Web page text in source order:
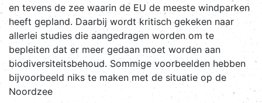
en tevens de zee waarin de EU de meeste windparken
heeft gepland. Daarbij wordt kritisch gekeken naar
allerlei studies die aangedragen worden om te
bepleiten dat er meer gedaan moet worden aan
biodiversiteitsbehoud. Sommige voorbeelden hebben
bijvoorbeeld niks te maken met de situatie op de
Noordzee